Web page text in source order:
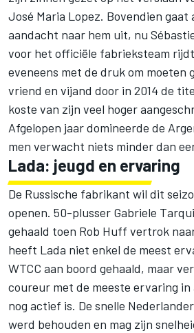
José Maria Lopez. Bovendien gaat
aandacht naar hem uit, nu
voor het officiële fabrieksteam
eveneens met de druk om moeten
vriend en vijand door in 2014 de
koste van zijn veel hoger
Afgelopen jaar domineerde de
men verwacht niets minder dan
Lada: jeugd en ervaring
De Russische fabrikant wil dit
openen. 50-plusser Gabriele
gehaald toen Rob Huff vertrok
heeft Lada niet enkel de meest
WTCC aan boord gehaald, maar
coureur met de meeste ervaring in
nog actief is. De snelle
werd behouden en mag zijn